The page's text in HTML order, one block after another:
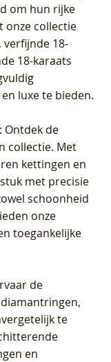
om hun rijke
onze collectie
verfijnde 18-
18-karaats
luxe te bieden.
: Ontdek de
collectie. Met
kettingen en
met precisie
schoonheid
onze
toegankelijke
de
te
en